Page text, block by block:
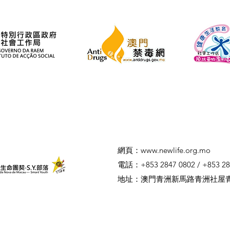
​網頁： www.newlife.org.mo
電話：+853 2847 0802 / +853
地址：澳門青洲新馬路青洲社屋